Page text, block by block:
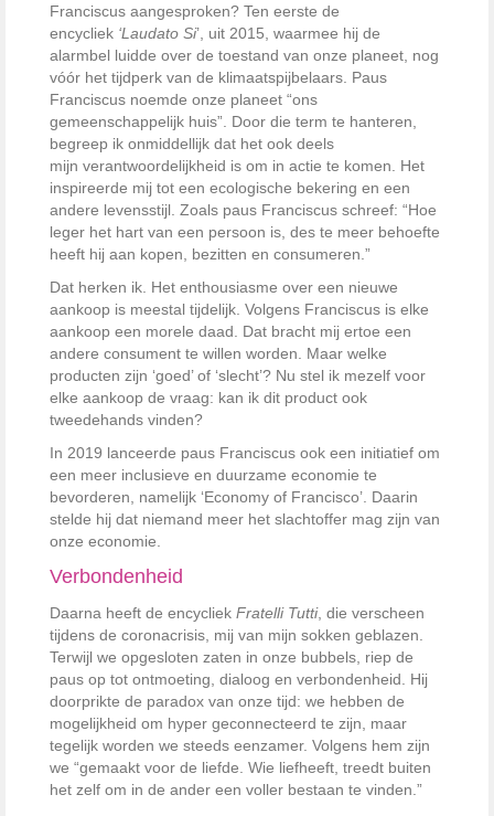
Franciscus aangesproken? Ten eerste de
encycliek ‘Laudato Si’, uit 2015, waarmee hij de
alarmbel luidde over de toestand van onze planeet, nog
vóór het tijdperk van de klimaatspijbelaars. Paus
Franciscus noemde onze planeet “ons
gemeenschappelijk huis”. Door die term te hanteren,
begreep ik onmiddellijk dat het ook deels
mijn verantwoordelijkheid is om in actie te komen. Het
inspireerde mij tot een ecologische bekering en een
andere levensstijl. Zoals paus Franciscus schreef: “Hoe
leger het hart van een persoon is, des te meer behoefte
heeft hij aan kopen, bezitten en consumeren.”
Dat herken ik. Het enthousiasme over een nieuwe
aankoop is meestal tijdelijk. Volgens Franciscus is elke
aankoop een morele daad. Dat bracht mij ertoe een
andere consument te willen worden. Maar welke
producten zijn ‘goed’ of ‘slecht’? Nu stel ik mezelf voor
elke aankoop de vraag: kan ik dit product ook
tweedehands vinden?
In 2019 lanceerde paus Franciscus ook een initiatief om
een meer inclusieve en duurzame economie te
bevorderen, namelijk ‘Economy of Francisco’. Daarin
stelde hij dat niemand meer het slachtoffer mag zijn van
onze economie.
Verbondenheid
Daarna heeft de encycliek Fratelli Tutti, die verscheen
tijdens de coronacrisis, mij van mijn sokken geblazen.
Terwijl we opgesloten zaten in onze bubbels, riep de
paus op tot ontmoeting, dialoog en verbondenheid. Hij
doorprikte de paradox van onze tijd: we hebben de
mogelijkheid om hyper geconnecteerd te zijn, maar
tegelijk worden we steeds eenzamer. Volgens hem zijn
we “gemaakt voor de liefde. Wie liefheeft, treedt buiten
het zelf om in de ander een voller bestaan te vinden.”